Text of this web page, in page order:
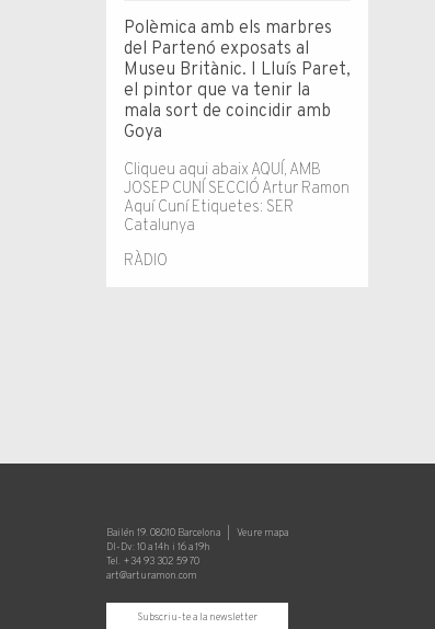
RÀDIO
Polèmica amb els marbres
del Partenó exposats al
Museu Britànic. I Lluís Paret,
el pintor que va tenir la
mala sort de coincidir amb
Goya
Cliqueu aqui abaix AQUÍ, AMB
JOSEP CUNÍ SECCIÓ Artur Ramon
Aquí Cuní Etiquetes: SER
Catalunya
Bailén 19. 08010 Barcelona | Veure mapa
Dl-Dv: 10 a 14h i 16 a 19h
Tel. +34 93 302 59 70
art@arturamon.com
Subscriu-te a la newsletter